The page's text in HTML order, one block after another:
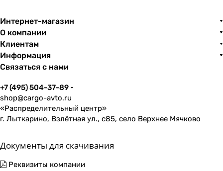
Интернет-магазин
О компании
Клиентам
Информация
Связаться с нами
+7 (495) 504-37-89
shop@cargo-avto.ru
«Распределительный центр»
г. Лыткарино, Взлётная ул., с85, село Верхнее Мячково
Документы для скачивания
Реквизиты компании